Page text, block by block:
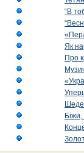
“В
Як
Про